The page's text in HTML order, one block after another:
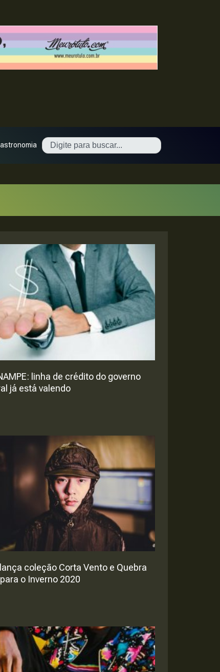
linha de crédito do governo
já está valendo
coleção Corta Vento e Quebra
o Inverno 2020